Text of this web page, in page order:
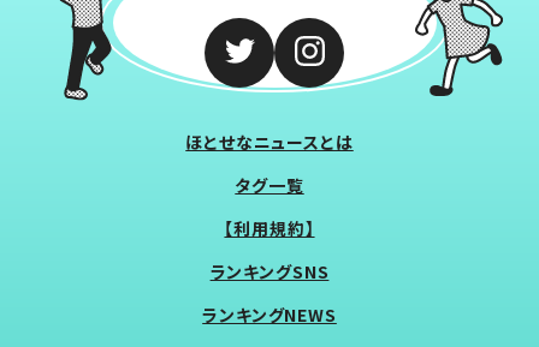
ほとせなニュースとは
タグ一覧
【利用規約】
ランキングSNS
ランキングNEWS